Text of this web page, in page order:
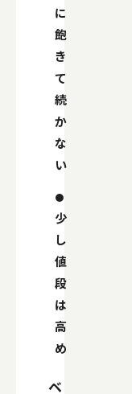
に
飽
き
て
続
か
な
い
少
し
値
段
は
高
め
ベ